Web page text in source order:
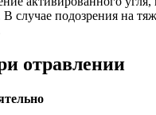
случае подозрения на
отравлении